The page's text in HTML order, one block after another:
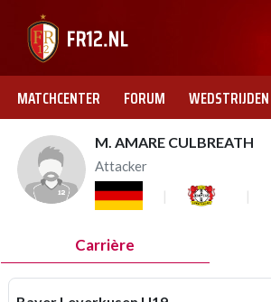
MATCHCENTER FORUM WEDSTRIJDEN
M. AMARE CULBREATH
Attacker
Carrière